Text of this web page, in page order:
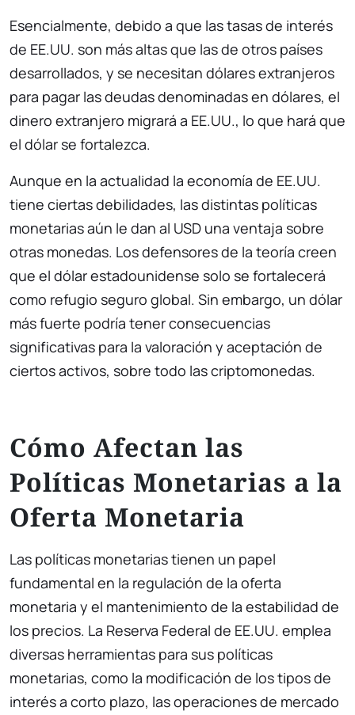
Esencialmente, debido a que las tasas de interés
de EE.UU. son más altas que las de otros países
desarrollados, y se necesitan dólares extranjeros
para pagar las deudas denominadas en dólares, el
dinero extranjero migrará a EE.UU., lo que hará que
el dólar se fortalezca.
Aunque en la actualidad la economía de EE.UU.
tiene ciertas debilidades, las distintas políticas
monetarias aún le dan al USD una ventaja sobre
otras monedas. Los defensores de la teoría creen
que el dólar estadounidense solo se fortalecerá
como refugio seguro global. Sin embargo, un dólar
más fuerte podría tener consecuencias
significativas para la valoración y aceptación de
ciertos activos, sobre todo las criptomonedas.
Cómo Afectan las
Políticas Monetarias a la
Oferta Monetaria
Las políticas monetarias tienen un papel
fundamental en la regulación de la oferta
monetaria y el mantenimiento de la estabilidad de
los precios. La Reserva Federal de EE.UU. emplea
diversas herramientas para sus políticas
monetarias, como la modificación de los tipos de
interés a corto plazo, las operaciones de mercado